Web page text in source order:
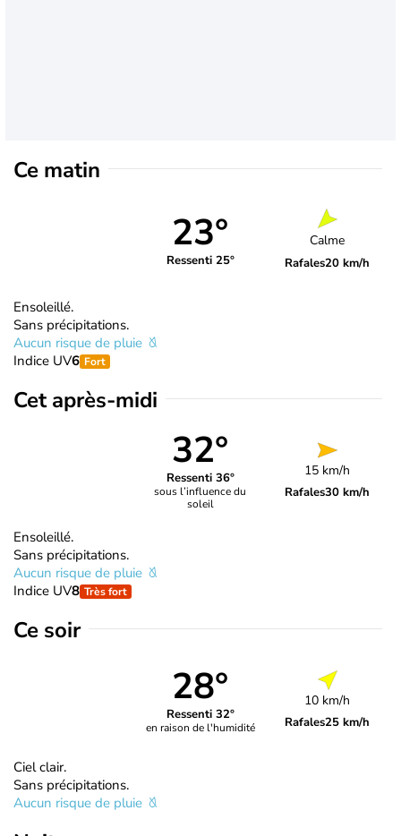
Ce matin
23°
Ressenti 25°
Calme
Rafales20 km/h
Ensoleillé.
Sans précipitations.
Aucun risque de pluie
Indice UV6 Fort
Cet après-midi
32°
Ressenti 36°
sous l’influence du
soleil
15 km/h
Rafales30 km/h
Ensoleillé.
Sans précipitations.
Aucun risque de pluie
Indice UV8 Très fort
Ce soir
28°
Ressenti 32°
en raison de l'humidité
10 km/h
Rafales25 km/h
Ciel clair.
Sans précipitations.
Aucun risque de pluie